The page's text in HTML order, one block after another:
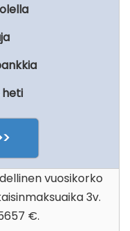
heti
vuosikorko
3v.
€.